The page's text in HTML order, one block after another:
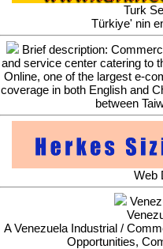
Turk
Türkiye' nin
Brief description:
and service center catering to
Online, one of the largest e-
coverage in both English and
between
Web
A Venezuela Industrial /
Opportunities,